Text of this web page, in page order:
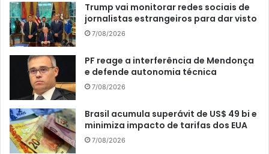
Trump vai monitorar redes sociais de
jornalistas estrangeiros para dar visto
7/08/2026
PF reage a interferência de Mendonça
e defende autonomia técnica
7/08/2026
Brasil acumula superávit de US$ 49 bi e
minimiza impacto de tarifas dos EUA
7/08/2026